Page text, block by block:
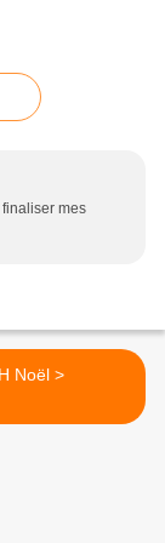
mes
ITH Noël >